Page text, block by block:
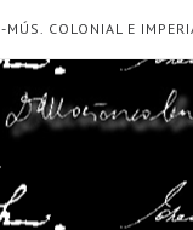
-MÚS. COLONIAL E